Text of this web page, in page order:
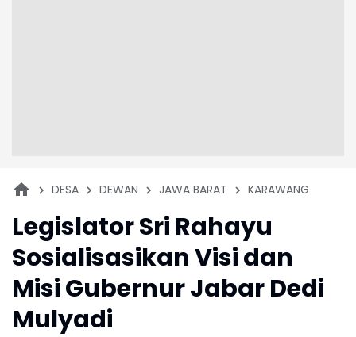
DESA DEWAN JAWA BARAT KARAWANG
Legislator Sri Rahayu
Sosialisasikan Visi dan
Misi Gubernur Jabar Dedi
Mulyadi